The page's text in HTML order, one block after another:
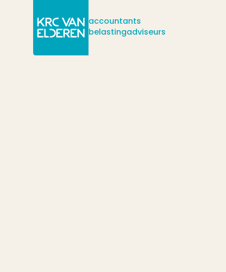
accountants
belastingadviseurs